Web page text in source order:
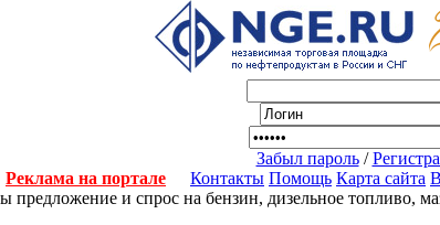
Забыл пароль/
Реклама на портале
Контакты Помощь Карта сайта
предложение и спрос на бензин, дизельное топливо,